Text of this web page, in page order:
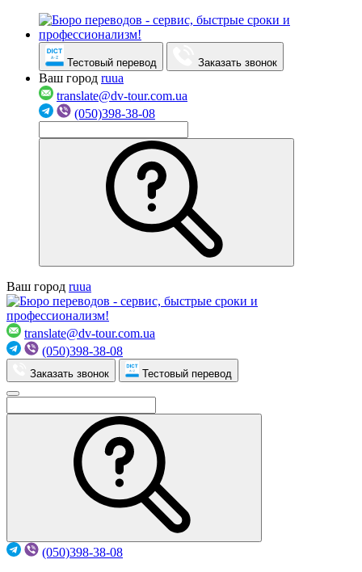
Тестовый перевод Заказать звонок
Ваш город ruua
translate@dv-tour.com.ua
(050)398-38-08
Ваш город ruua
translate@dv-tour.com.ua
(050)398-38-08
Заказать звонок Тестовый перевод
(050)398-38-08